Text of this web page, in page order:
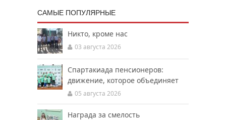
САМЫЕ ПОПУЛЯРНЫЕ
Никто, кроме нас
03 августа 2026
Спартакиада пенсионеров:
движение, которое объединяет
05 августа 2026
Награда за смелость